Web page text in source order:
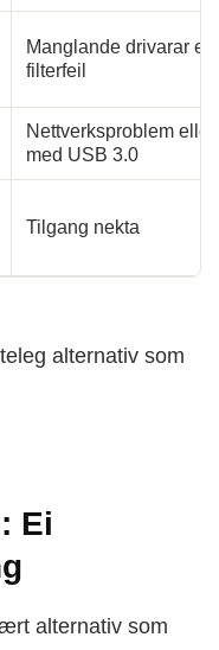
Manglande drivarar
filterfeil
Nettverksproblem
med USB 3.0
Tilgang nekta
alternativ som
Ei
alternativ som